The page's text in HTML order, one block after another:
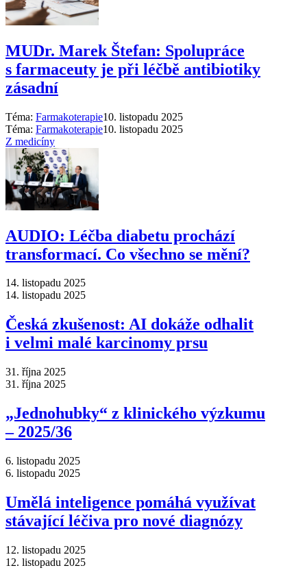
MUDr. Marek Štefan: Spolupráce
s farmaceuty je při léčbě antibiotiky
zásadní
Téma: Farmakoterapie10. listopadu 2025
Téma: Farmakoterapie10. listopadu 2025
Z medicíny
AUDIO: Léčba diabetu prochází
transformací. Co všechno se mění?
14. listopadu 2025
14. listopadu 2025
Česká zkušenost: AI dokáže odhalit
i velmi malé karcinomy prsu
31. října 2025
31. října 2025
„Jednohubky“ z klinického výzkumu
–⁠ 2025/36
6. listopadu 2025
6. listopadu 2025
Umělá inteligence pomáhá využívat
stávající léčiva pro nové diagnózy
12. listopadu 2025
12. listopadu 2025